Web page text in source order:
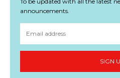
announcements.
SIGN